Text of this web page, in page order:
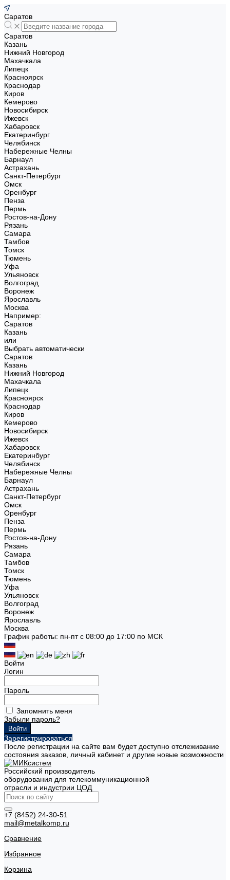
Саратов
Саратов
Казань
Нижний Новгород
Махачкала
Липецк
Красноярск
Краснодар
Киров
Кемерово
Новосибирск
Ижевск
Хабаровск
Екатеринбург
Челябинск
Набережные Челны
Барнаул
Астрахань
Санкт-Петербург
Омск
Оренбург
Пенза
Пермь
Ростов-на-Дону
Рязань
Самара
Тамбов
Томск
Тюмень
Уфа
Ульяновск
Волгоград
Воронеж
Ярославль
Москва
Например:
Саратов
Казань
или
Выбрать автоматически
Саратов
Казань
Нижний Новгород
Махачкала
Липецк
Красноярск
Краснодар
Киров
Кемерово
Новосибирск
Ижевск
Хабаровск
Екатеринбург
Челябинск
Набережные Челны
Барнаул
Астрахань
Санкт-Петербург
Омск
Оренбург
Пенза
Пермь
Ростов-на-Дону
Рязань
Самара
Тамбов
Томск
Тюмень
Уфа
Ульяновск
Волгоград
Воронеж
Ярославль
Москва
График работы: пн-пт с 08:00 до 17:00 по МСК
Войти
Логин
Пароль
Запомнить меня
Забыли пароль?
Зарегистрироваться
После регистрации на сайте вам будет доступно отслеживание
состояния заказов, личный кабинет и другие новые возможности
Российский производитель
оборудования для телекоммуникационной
отрасли и индустрии ЦОД
+7 (8452) 24-30-51
mail@metalkomp.ru
Сравнение
Избранное
Корзина